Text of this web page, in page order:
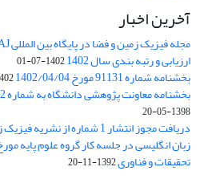
آخرین اخبار
مجله فیزیک زمین و فضا در پایگاه بین المللی DOAJ نمایه شد.
ارزیابی و رتبه بندی سال 1402 1402-07-01
بخشنامه شماره 91131 مورخ 1402/04/04 04-04
بخشنامه معاونت پژوهشی دانشگاه به شماره 140/130382 مورخ 98/5/20
1398-05-20
دریافت مجوز انتشار 1 شماره از
تحقیقات و فناوری1392-11-20